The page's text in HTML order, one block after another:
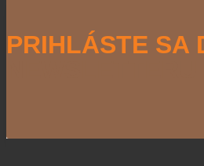
PRIHLÁSTE SA